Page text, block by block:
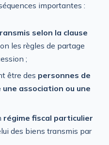
importantes :
selon la clause
les règles de partage
;
être des personnes de
association ou une
régime fiscal particulier
des biens transmis par